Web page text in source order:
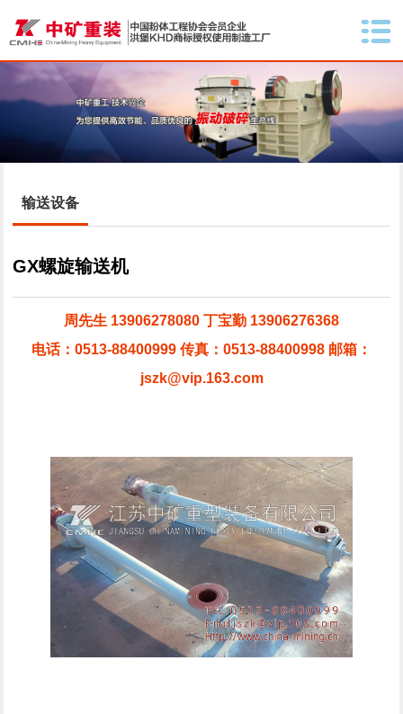
输送设备
GX螺旋输送机
周先生 13906278080 丁宝勤 13906276368
电话：0513-88400999 传真：0513-88400998 邮箱：
jszk@vip.163.com